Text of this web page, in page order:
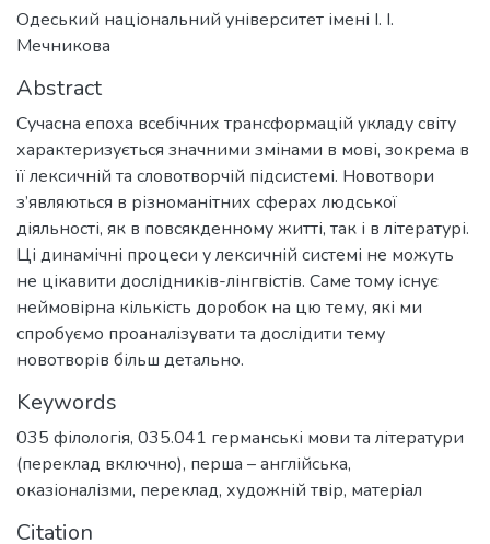
Одеський національний університет імені І. І.
Мечникова
Abstract
Сучасна епоха всебічних трансформацій укладу світу
характеризується значними змінами в мові, зокрема в
її лексичній та словотворчій підсистемі. Новотвори
з’являються в різноманітних сферах людської
діяльності, як в повсякденному житті, так і в літературі.
Ці динамічні процеси у лексичній системі не можуть
не цікавити дослідників-лінгвістів. Саме тому існує
неймовірна кількість доробок на цю тему, які ми
спробуємо проаналізувати та дослідити тему
новотворів більш детально.
Keywords
035 філологія, 035.041 германські мови та літератури
(переклад включно), перша – англійська,
оказіоналізми, переклад, художній твір, матеріал
Citation